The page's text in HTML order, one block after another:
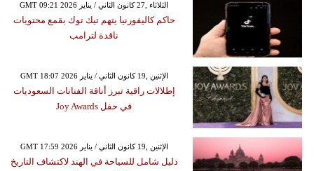
GMT 09:21 2026 الثلاثاء ,27 كانون الثاني / يناير
حاكم كاليفورنيا يتهم تيك توك بقمع محتويات
ناقدة لترامب
GMT 18:07 2026 الإثنين ,19 كانون الثاني / يناير
إطلالات راقية تبرز أناقة الفنانات السعوديات
في حفل Joy Awards
GMT 17:59 2026 الإثنين ,19 كانون الثاني / يناير
دليل شامل للسياحة في الهند لاكتشاف التاريخ